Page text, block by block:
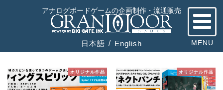
アナログボードゲームの企画制作・流通販売
日本語 English MENU
投稿
オリジナル作品 オリジナル作品